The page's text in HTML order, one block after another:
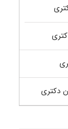
دکتری